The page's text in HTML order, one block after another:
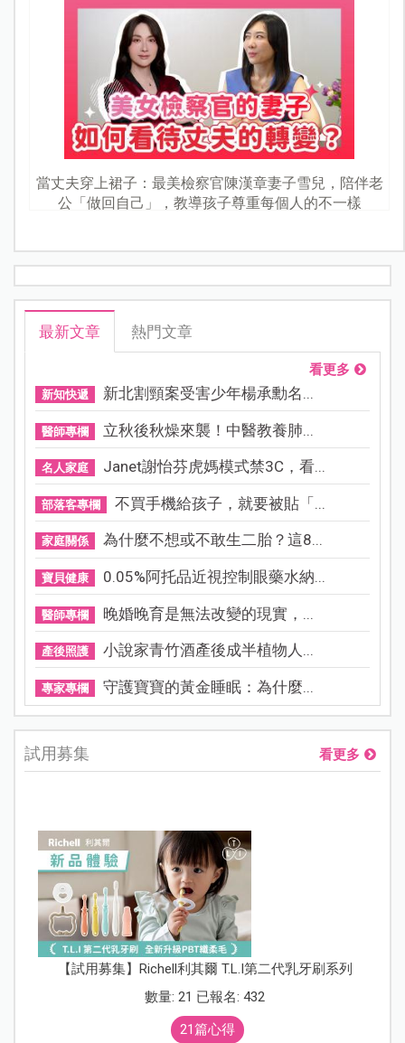
當丈夫穿上裙子：最美檢察官陳漢章妻子雪兒，陪伴老
公「做回自己」，教導孩子尊重每個人的不一樣
最新文章 熱門文章
看更多
新知快遞 新北割頸案受害少年楊承勳名...
醫師專欄 立秋後秋燥來襲！中醫教養肺...
名人家庭 Janet謝怡芬虎媽模式禁3C，看...
部落客專欄 不買手機給孩子，就要被貼「...
家庭關係 為什麼不想或不敢生二胎？這8...
寶貝健康 0.05%阿托品近視控制眼藥水納...
醫師專欄 晚婚晚育是無法改變的現實，...
產後照護 小說家青竹酒產後成半植物人...
專家專欄 守護寶寶的黃金睡眠：為什麼...
試用募集 看更多
【試用募集】Richell利其爾 T.L.I第二代乳牙刷系列
數量: 21 已報名: 432
21篇心得